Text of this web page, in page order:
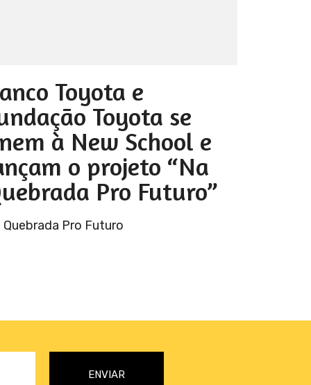
Toyota e
Toyota se
à New School e
o projeto “Na
Pro Futuro”
Quebrada Pro Futuro